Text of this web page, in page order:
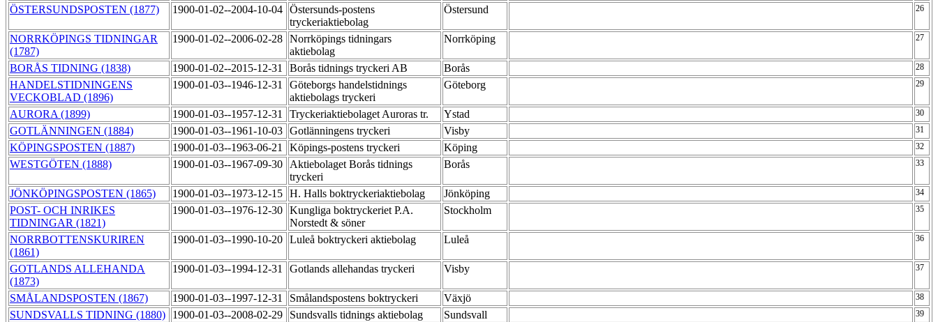
ÖSTERSUNDSPOSTEN (1877) 1900-01-02--2004-10-04 Östersunds-postens
tryckeriaktiebolag
Östersund 26
NORRKÖPINGS TIDNINGAR
(1787)
1900-01-02--2006-02-28 Norrköpings tidningars
aktiebolag
Norrköping 27
BORÅS TIDNING (1838) 1900-01-02--2015-12-31 Borås tidnings tryckeri AB Borås 28
HANDELSTIDNINGENS
VECKOBLAD (1896)
1900-01-03--1946-12-31
Göteborgs handelstidnings
aktiebolags tryckeri
Göteborg 29
AURORA (1899) 1900-01-03--1957-12-31 Tryckeriaktiebolaget Auroras tr. Ystad 30
GOTLÄNNINGEN (1884) 1900-01-03--1961-10-03 Gotlänningens tryckeri Visby 31
KÖPINGSPOSTEN (1887) 1900-01-03--1963-06-21 Köpings-postens tryckeri Köping 32
WESTGÖTEN (1888) 1900-01-03--1967-09-30
Aktiebolaget Borås tidnings
tryckeri
Borås 33
JÖNKÖPINGSPOSTEN (1865) 1900-01-03--1973-12-15 H. Halls boktryckeriaktiebolag Jönköping 34
POST- OCH INRIKES
TIDNINGAR (1821)
1900-01-03--1976-12-30 Kungliga boktryckeriet P.A.
Norstedt & söner
Stockholm 35
NORRBOTTENSKURIREN
(1861)
1900-01-03--1990-10-20 Luleå boktryckeri aktiebolag Luleå 36
GOTLANDS ALLEHANDA
(1873)
1900-01-03--1994-12-31 Gotlands allehandas tryckeri Visby 37
SMÅLANDSPOSTEN (1867) 1900-01-03--1997-12-31 Smålandspostens boktryckeri Växjö 38
SUNDSVALLS TIDNING (1880) 1900-01-03--2008-02-29 Sundsvalls tidnings aktiebolag Sundsvall 39